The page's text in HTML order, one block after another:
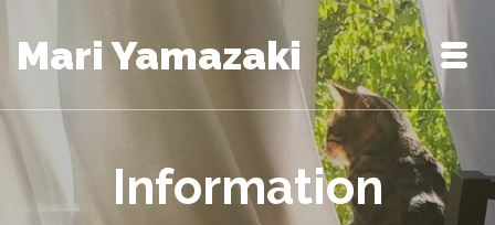
Mari Yamazaki
Information